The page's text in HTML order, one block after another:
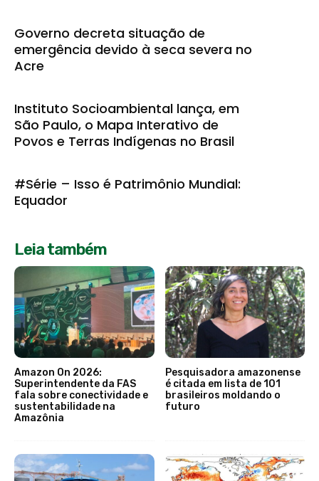
Governo decreta situação de
emergência devido à seca severa no
Acre
Instituto Socioambiental lança, em
São Paulo, o Mapa Interativo de
Povos e Terras Indígenas no Brasil
#Série – Isso é Patrimônio Mundial:
Equador
Leia também
Amazon On 2026:
Superintendente da FAS
fala sobre conectividade e
sustentabilidade na
Amazônia
Pesquisadora amazonense
é citada em lista de 101
brasileiros moldando o
futuro